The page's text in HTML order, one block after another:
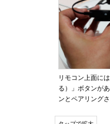
リモコン上面に
る）」ボタンが
ンとペアリング